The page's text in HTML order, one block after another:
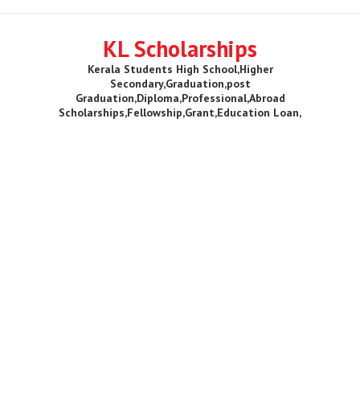
KL Scholarships
Kerala Students High School,Higher
Secondary,Graduation,post
Graduation,Diploma,Professional,Abroad
Scholarships,Fellowship,Grant,Education Loan,